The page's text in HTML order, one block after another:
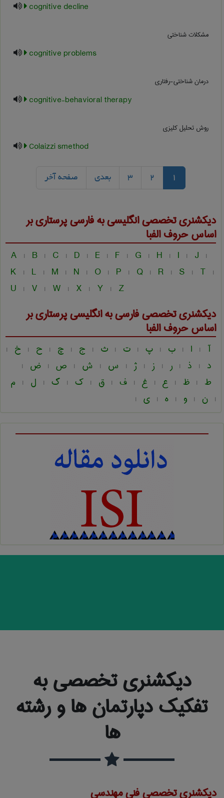
cognitive decline
مشکلات شناختی
cognitive problems
درمان شناختی-رفتاری
cognitive-behavioral therapy
روش تحلیل کلیزی
Colaizzi smethod
1
2
3 بعدی صفحه آخر
دیکشنری تخصصی انگلیسی به فارسیپرستاریبر
اساس حروف الفبا
A | B | C | D | E | F | G | H | I | J |
K | L | M | N | O | P | Q | R | S | T |
U | V | W | X | Y | Z
دیکشنری تخصصی فارسی به انگلیسیپرستاریبر
اساس حروف الفبا
آ | ا | ب | پ | ت | ث | ج | چ | ح | خ |
د | ذ | ر | ز | ژ | س | ش | ص | ض |
ط | ظ | ع | غ | ف | ق | ک | گ | ل | م
| ن | و | ه | ی |
دیکشنری تخصصی به
تفکیک دپارتمان ها و رشته
ها
دیکشنری تخصصی فنی مهندسی